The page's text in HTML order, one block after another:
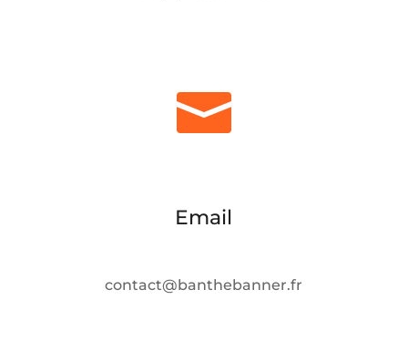

Email
contact@banthebanner.fr